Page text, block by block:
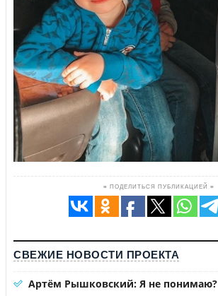
≡ ПОДЕЛИТЬСЯ ПУБЛИКАЦИЕЙ ≡
СВЕЖИЕ НОВОСТИ ПРОЕКТА
Артём Рышковский: Я не понимаю?